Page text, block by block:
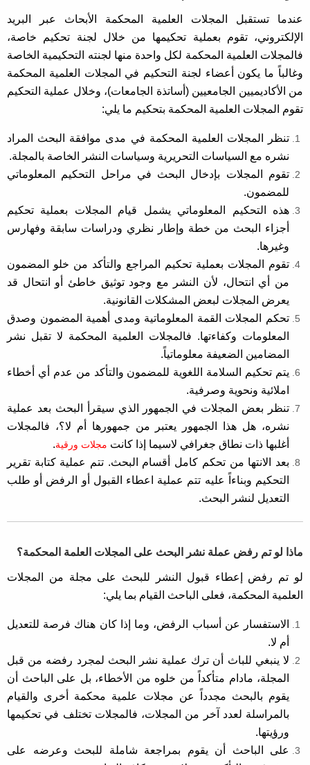
عندما تستقبل المجلات العلمية المحكمة الأبحاث عبر البريد
الإلكتروني، تقوم بعملية تحكيمها من خلال لجنة تحكيم خاصة،
فالمجلات العلمية المحكمة لكل واحدة منها لجنته التحكيمية الخاصة
وغالباً ما يكون أعضاء لجنة التحكيم في المجلات العلمية المحكمة
من الأكاديميين الجامعيين (أساتذة الجامعات)، وخلال عملية التحكيم
تقوم المجلات العلمية المحكمة بتحكيم ما يلي:
تنظر المجلات العلمية المحكمة في مدى موافقة البحث المراد
نشره مع السياسات التحريرية وسياسات النشر الخاصة بالمجلة.
تقوم المجلات بإدخال البحث في مراحل التحكيم المعلوماتي
للمضمون.
هذه التحكيم المعلوماتي يشمل قيام المجلات بعملية تحكيم
أجزاء البحث من خطة وإطار نظري ودراسات سابقة وفهارس
وغيرها.
تقوم المجلات بعملية تحكيم المراجع والتأكد من خلو المضمون
من أي انتحال، لأن النشر مع وجود توثيق خاطئ أو انتحال قد
يعرض المجلات لبعض المشكلات القانونية.
تحكم المجلات القمة المعلوماتية ومدى أهمية المضمون وصدق
المعلومات وكفاءتها. فالمجلات العلمية المحكمة لا تقبل نشر
المضامين الضعيفة معلوماتياً.
يتم تحكيم السلامة اللغوية للمضمون والتأكد من عدم أي أخطاء
املائية ونحوية وصرفية.
تنظر بعض المجلات في الجمهور الذي سيقرأ البحث بعد عملية
نشره، هل هذا الجمهور يعتبر من جمهورها أم لا؟، فالمجلات
أغلبها ذات نطاق جغرافي لاسيما إذا كانت مجلات ورقية.
بعد الانتها من تحكم كامل أقسام البحث. تتم عملية كتابة تقرير
التحكيم وبناءاً عليه تتم عملية اعطاء القبول أو الرفض أو طلب
التعديل لنشر البحث.
ماذا لو تم رفض عملة نشر البحث على المجلات العلمة المحكمة؟
لو تم رفض إعطاء قبول النشر للبحث على مجلة من المجلات
العلمية المحكمة، فعلى الباحث القيام بما يلي:
الاستفسار عن أسباب الرفض، وما إذا كان هناك فرصة للتعديل
أم لا.
لا ينبغي للباث أن ترك عملية نشر البحث لمجرد رفضه من قبل
المجلة، مادام متأكداً من خلوه من الأخطاء، بل على الباحث أن
يقوم بالبحث مجدداً عن مجلات علمية محكمة أخرى والقيام
بالمراسلة لعدد آخر من المجلات، فالمجلات تختلف في تحكيمها
ورؤيتها.
على الباحث أن يقوم بمراجعة شاملة للبحث وعرضه على